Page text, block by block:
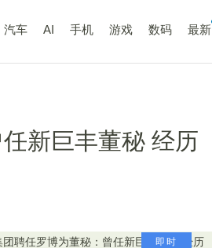
汽车 AI 手机 游戏 数码 最新
新巨丰董秘 经历
即时